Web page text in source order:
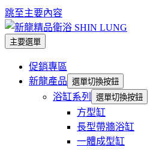
跳至主要內容
主要選單
促銷專區
新龍產品 選單切換按鈕
浴缸系列 選單切換按鈕
方型缸
長型帶牆浴缸
一體成型缸